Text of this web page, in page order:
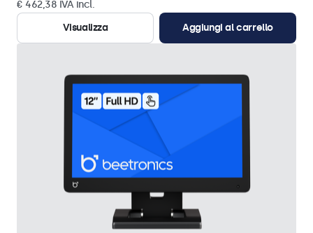
€ 462,38 IVA incl.
Visualizza
Aggiungi al carrello